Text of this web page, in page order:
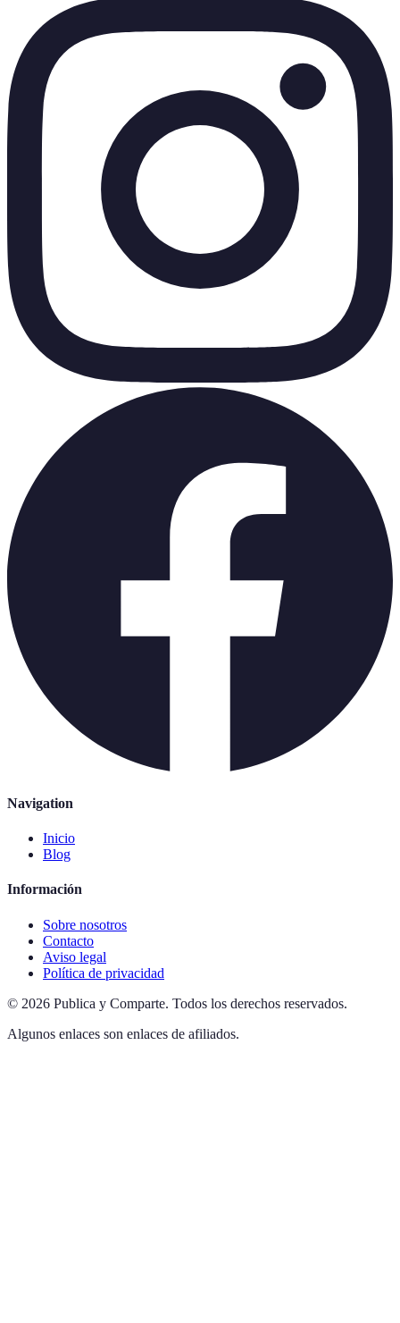
Navigation
Inicio
Blog
Información
Sobre nosotros
Contacto
Aviso legal
Política de privacidad
© 2026 Publica y Comparte. Todos los derechos reservados.
Algunos enlaces son enlaces de afiliados.